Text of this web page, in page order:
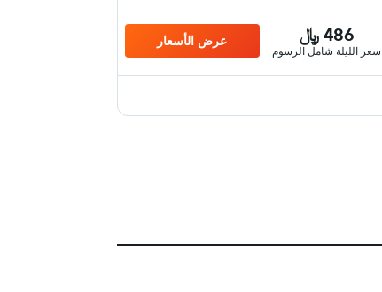
486 ﷼
سعر الليلة شامل الرسوم
عرض الأسعار